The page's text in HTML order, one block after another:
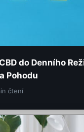
do Denního
Pohodu
čtení